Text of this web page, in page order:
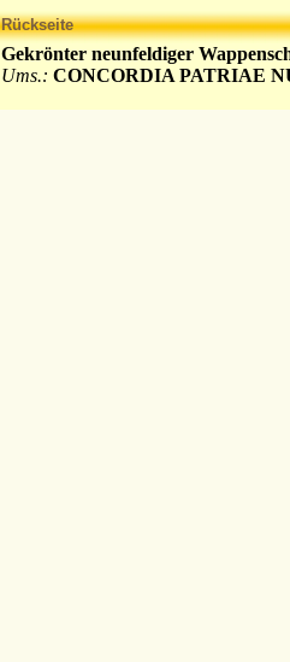
Rückseite
Gekrönter neunfeldiger
Ums.: CONCORDIA PATRIAE